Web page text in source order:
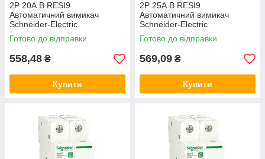
2P 20А B RESI9
Автоматичний вимикач
Schneider-Electric
двополюсний, R9F02220,
модульний Шнайдер автомат
Готово до відправки
558,48 ₴
Купити
2P 25А B RESI9
Автоматичний вимикач
Schneider-Electric
двополюсний, R9F02225,
модульний Шнайдер автомат
Готово до відправки
569,09 ₴
Купити